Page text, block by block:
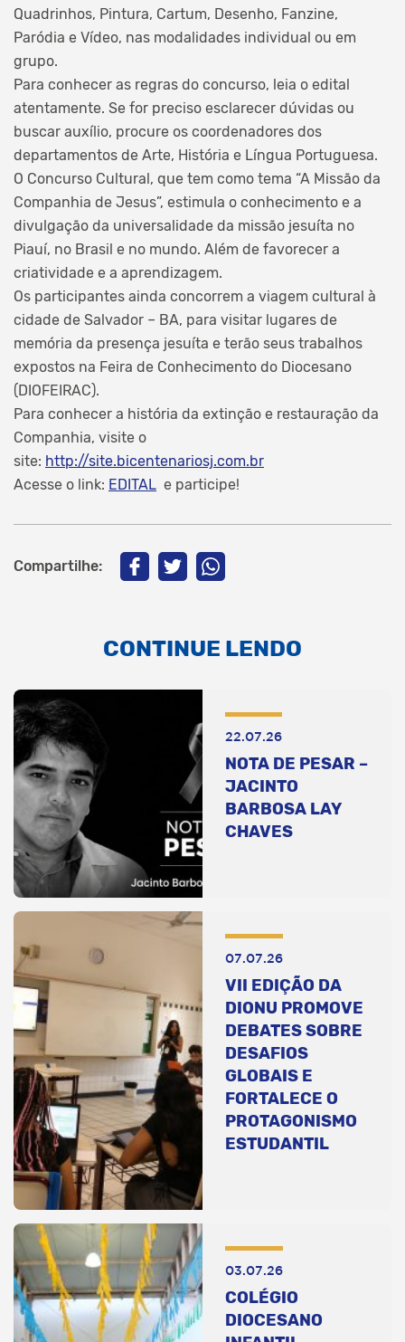
Quadrinhos, Pintura, Cartum, Desenho, Fanzine,
Paródia e Vídeo, nas modalidades individual ou em
grupo.
Para conhecer as regras do concurso, leia o edital
atentamente. Se for preciso esclarecer dúvidas ou
buscar auxílio, procure os coordenadores dos
departamentos de Arte, História e Língua Portuguesa.
O Concurso Cultural, que tem como tema “A Missão da
Companhia de Jesus”, estimula o conhecimento e a
divulgação da universalidade da missão jesuíta no
Piauí, no Brasil e no mundo. Além de favorecer a
criatividade e a aprendizagem.
Os participantes ainda concorrem a viagem cultural à
cidade de Salvador – BA, para visitar lugares de
memória da presença jesuíta e terão seus trabalhos
expostos na Feira de Conhecimento do Diocesano
(DIOFEIRAC).
Para conhecer a história da extinção e restauração da
Companhia, visite o
site: http://site.bicentenariosj.com.br
Acesse o link: EDITAL e participe!
Compartilhe:
CONTINUE LENDO
22.07.26
NOTA DE PESAR –
JACINTO
BARBOSA LAY
CHAVES
07.07.26
VII EDIÇÃO DA
DIONU PROMOVE
DEBATES SOBRE
DESAFIOS
GLOBAIS E
FORTALECE O
PROTAGONISMO
ESTUDANTIL
03.07.26
COLÉGIO
DIOCESANO